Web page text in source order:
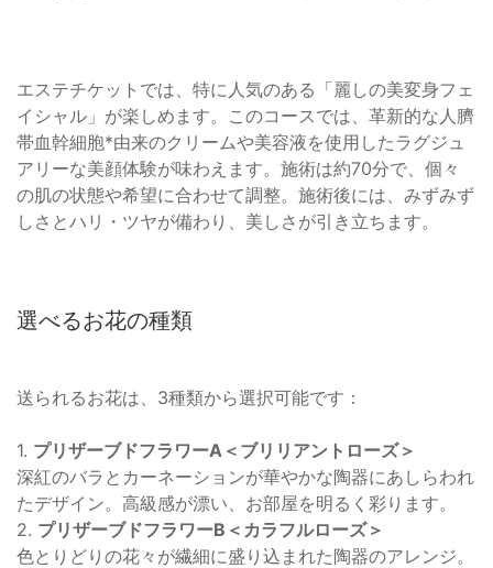
エステチケットでは、特に人気のある「麗しの美変身フェ
イシャル」が楽しめます。このコースでは、革新的な人臍
帯血幹細胞*由来のクリームや美容液を使用したラグジュ
アリーな美顔体験が味わえます。施術は約70分で、個々
の肌の状態や希望に合わせて調整。施術後には、みずみず
しさとハリ・ツヤが備わり、美しさが引き立ちます。
選べるお花の種類
送られるお花は、3種類から選択可能です：
1. プリザーブドフラワーA＜ブリリアントローズ＞
深紅のバラとカーネーションが華やかな陶器にあしらわれ
たデザイン。高級感が漂い、お部屋を明るく彩ります。
2. プリザーブドフラワーB＜カラフルローズ＞
色とりどりの花々が繊細に盛り込まれた陶器のアレンジ。